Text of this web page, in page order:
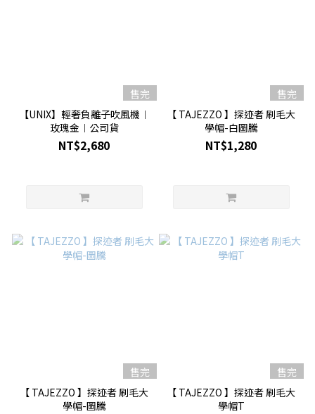
售完
【UNIX】輕奢負離子吹風機︱
玫瑰金︱公司貨
NT$2,680
售完
【 TAJEZZO 】探迹者 刷毛大
學帽-白圖騰
NT$1,280
售完
【 TAJEZZO 】探迹者 刷毛大
學帽-圖騰
售完
【 TAJEZZO 】探迹者 刷毛大
學帽T